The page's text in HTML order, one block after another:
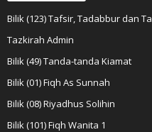
Bilik (123) Tafsir, Tadabbur dan
Tazkirah Admin
Bilik (49) Tanda-tanda Kiamat
Bilik (01) Fiqh As Sunnah
Bilik (08) Riyadhus Solihin
Bilik (101) Fiqh Wanita 1